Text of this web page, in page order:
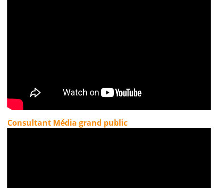
Consultant Média grand public